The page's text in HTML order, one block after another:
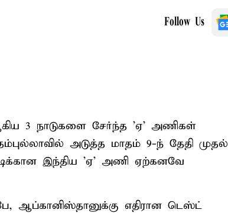
Follow Us
3 நாடுகளை சேர்ந்த 'ஏ' அணிகள்
அடுத்த மாதம் 9-ந் தேதி முதல்
இந்திய 'ஏ' அணி ஏற்கனவே
ஆப்கானிஸ்தானுக்கு எதிரான டெஸ்ட்